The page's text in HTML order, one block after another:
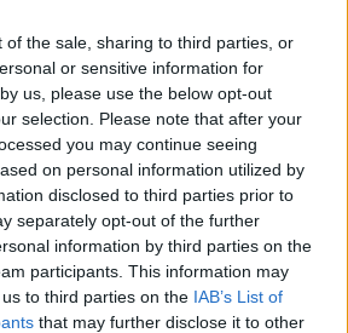
of the sale, sharing to third parties, or
or sensitive information for
us, please use the below opt-out
selection. Please note that after your
you may continue seeing
on personal information utilized by
disclosed to third parties prior to
separately opt-out of the further
information by third parties on the
participants. This information may
to third parties on the IAB’s List of
that may further disclose it to other
Trvalky, ktoré znesú
sucho a teplo? Tieto
vysaďte na miesta, na